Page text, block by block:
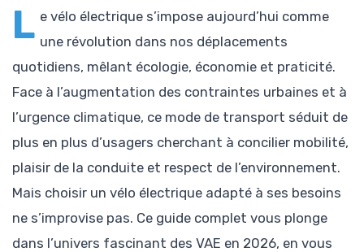
L e vélo électrique s’impose aujourd’hui comme
une révolution dans nos déplacements
quotidiens, mêlant écologie, économie et praticité.
Face à l’augmentation des contraintes urbaines et à
l’urgence climatique, ce mode de transport séduit de
plus en plus d’usagers cherchant à concilier mobilité,
plaisir de la conduite et respect de l’environnement.
Mais choisir un vélo électrique adapté à ses besoins
ne s’improvise pas. Ce guide complet vous plonge
dans l’univers fascinant des VAE en 2026, en vous